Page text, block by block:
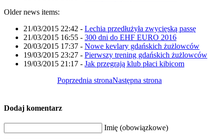
Older news items:
21/03/2015 22:42 - Lechia przedłużyła zwycięską passę
21/03/2015 16:55 - 300 dni do EHF EURO 2016
20/03/2015 17:37 - Nowe kevlary gdańskich żużlowców
19/03/2015 23:27 - Pierwszy trening gdańskich żużlowców
19/03/2015 21:17 - Jak przegrają klub płaci kibicom
Poprzednia stronaNastępna strona
Dodaj komentarz
Imię (obowiązkowe)